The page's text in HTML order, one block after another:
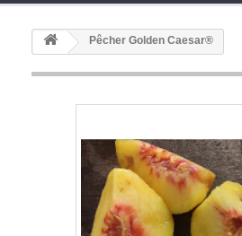
Pêcher Golden Caesar®